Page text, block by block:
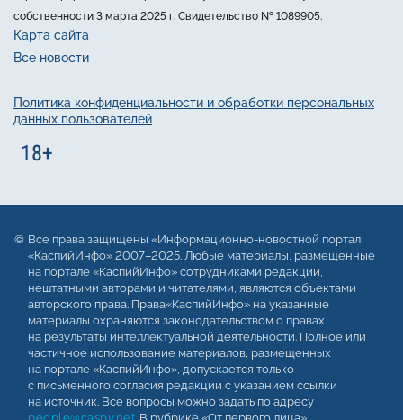
собственности 3 марта 2025 г. Свидетельство № 1089905.
Карта сайта
Все новости
Политика конфиденциальности и обработки персональных
данных пользователей
Все права защищены «Информационно-новостной портал
«КаспийИнфо» 2007–2025. Любые материалы, размещенные
на портале «КаспийИнфо» сотрудниками редакции,
нештатными авторами и читателями, являются объектами
авторского права. Права«КаспийИнфо» на указанные
материалы охраняются законодательством о правах
на результаты интеллектуальной деятельности. Полное или
частичное использование материалов, размещенных
на портале «КаспийИнфо», допускается только
с письменного согласия редакции с указанием ссылки
на источник. Все вопросы можно задать по адресу